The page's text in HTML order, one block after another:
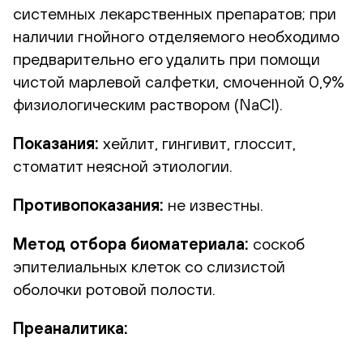
системных лекарственных препаратов; при
наличии гнойного отделяемого необходимо
предварительно его удалить при помощи
чистой марлевой салфетки, смоченной 0,9%
физиологическим раствором (NaCl).
Показания: хейлит, гингивит, глоссит,
стоматит неясной этиологии.
Противопоказания: не известны.
Метод отбора биоматериала: соскоб
эпителиальных клеток со слизистой
оболочки ротовой полости.
Преаналитика: